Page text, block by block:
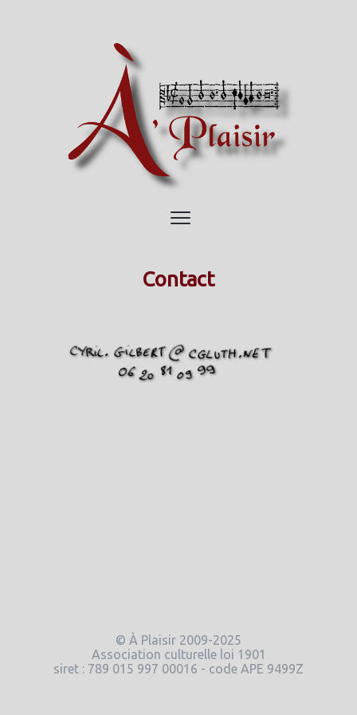
Contact
© À Plaisir 2009-2025
Association culturelle loi 1901
siret : 789 015 997 00016 - code APE 9499Z